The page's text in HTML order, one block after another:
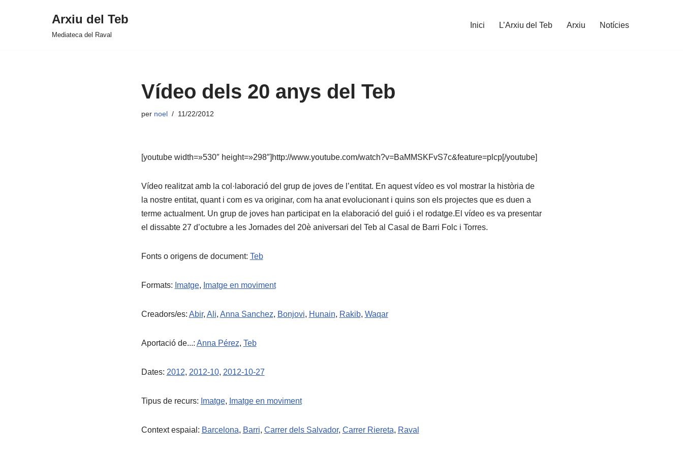
Arxiu del Teb
Mediateca del Raval
Inici L’Arxiu del Teb Arxiu Notícies
Vídeo dels 20 anys del Teb
per noel 11/22/2012
[youtube width=»530″ height=»298″]http://www.youtube.com/watch?v=BaMMSKFvS7c&feature=plcp[/youtube]
Vídeo realitzat amb la col·laboració del grup de joves de l’entitat. En aquest vídeo es vol mostrar la història de
la nostre entitat, quant i com es va originar, com ha anat evolucionant i quins son els projectes que es duen a
terme actualment. Un grup de joves han participat en la elaboració del guió i el rodatge.El vídeo es va presentar
el dissabte 27 d’octubre a les Jornades del 20è aniversari del Teb al Casal de Barri Folc i Torres.
Fonts o origens de document: Teb
Formats: Imatge, Imatge en moviment
Creadors/es: Abir, Ali, Anna Sanchez, Bonjovi, Hunain, Rakib, Waqar
Aportació de...: Anna Pérez, Teb
Dates: 2012, 2012-10, 2012-10-27
Tipus de recurs: Imatge, Imatge en moviment
Context espaial: Barcelona, Barri, Carrer dels Salvador, Carrer Riereta, Raval